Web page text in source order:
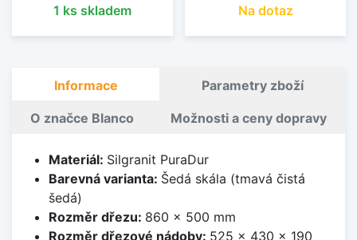
1 ks skladem Na dotaz
Informace Parametry zboží
O značce Blanco Možnosti a ceny dopravy
Materiál: Silgranit PuraDur
Barevná varianta: Šedá skála (tmavá čistá
šedá)
Rozměr dřezu: 860 x 500 mm
Rozměr dřezové nádoby: 525 x 430 x 190